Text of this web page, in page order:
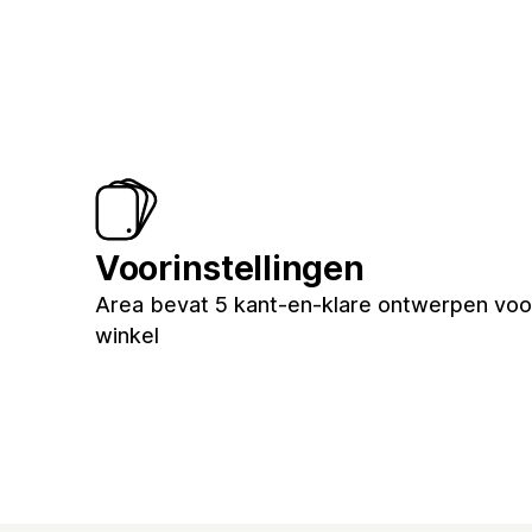
Voorinstellingen
Area bevat 5 kant-en-klare ontwerpen
winkel